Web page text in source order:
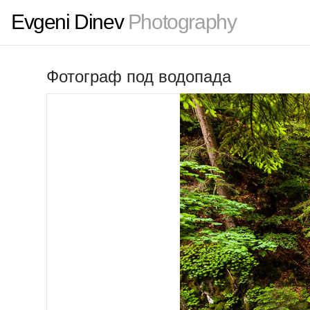
Evgeni DinevPhotography
Фотограф под водопада